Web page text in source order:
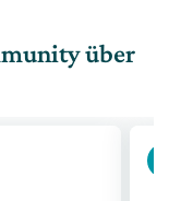
über